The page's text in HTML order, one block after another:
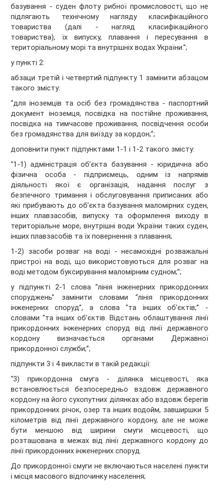
базування - суден флоту рибної промисловості, що не
підлягають технічному нагляду класифікаційного
товариства (далі - нагляд класифікаційного
товариства), їх випуску, плавання і пересування в
територіальному морі та внутрішніх водах України.”;
у пункті 2:
абзаци третій і четвертий підпункту 1 замінити абзацом
такого змісту:
“для іноземців та осіб без громадянства - паспортний
документ іноземця, посвідка на постійне проживання,
посвідка на тимчасове проживання, посвідчення особи
без громадянства для виїзду за кордон;”;
доповнити пункт підпунктами 1 -1 і 1 -2 такого змісту:
“1 -1) адміністрація об’єкта базування - юридична або
фізична особа - підприємець, одним із напрямів
діяльності якої є організація, надання послуг з
безпечного тримання і обслуговування приписаних або
які прибувають до об’єкта базування маломірних суден,
інших плавзасобів, випуску та оформлення виходу в
територіальне море, внутрішні води України таких суден,
інших плавзасобів та їх повернення з плавання;
1 -2) засоби розваг на воді - несамохідні розважальні
пристрої на воді, що використовуються для розваг на
воді методом буксирування маломірним судном;”;
у підпункті 2-1
слова “лінія інженерних прикордонних
споруджень” замінити словами “лінія прикордонних
інженерних споруд”, а слова “та інших об’єктів;” -
словами “та інших об’єктів. Відстань облаштування лінії
прикордонних інженерних споруд від лінії державного
кордону визначається органами Державної
прикордонної служби;”;
підпункти 3 і 4 викласти в такій редакції:
“3) прикордонна смуга - ділянка місцевості, яка
встановлюється безпосередньо вздовж державного
кордону на його сухопутних ділянках або вздовж берегів
прикордонних річок, озер та інших водойм, завширшки 5
кілометрів від лінії державного кордону, але не може
бути меншою від ширини смуги місцевості, що
розташована в межах від лінії державного кордону до
лінії прикордонних інженерних споруд.
До прикордонної смуги не включаються населені пункти
і місця масового відпочинку населення;